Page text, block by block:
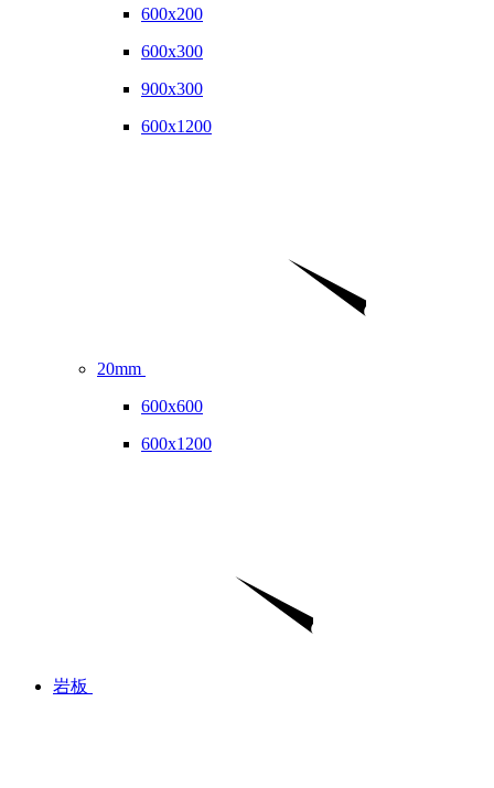
600x200
600x300
900x300
600x1200
20mm
600x600
600x1200
岩板